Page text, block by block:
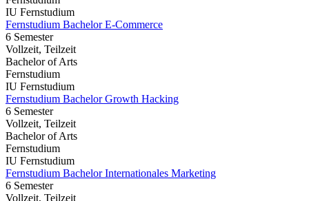
IU Fernstudium
Fernstudium Bachelor E-Commerce
6 Semester
Vollzeit, Teilzeit
Bachelor of Arts
Fernstudium
IU Fernstudium
Fernstudium Bachelor Growth Hacking
6 Semester
Vollzeit, Teilzeit
Bachelor of Arts
Fernstudium
IU Fernstudium
Fernstudium Bachelor Internationales Marketing
6 Semester
Vollzeit, Teilzeit